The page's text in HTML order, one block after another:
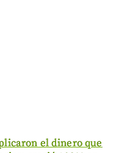
el dinero que